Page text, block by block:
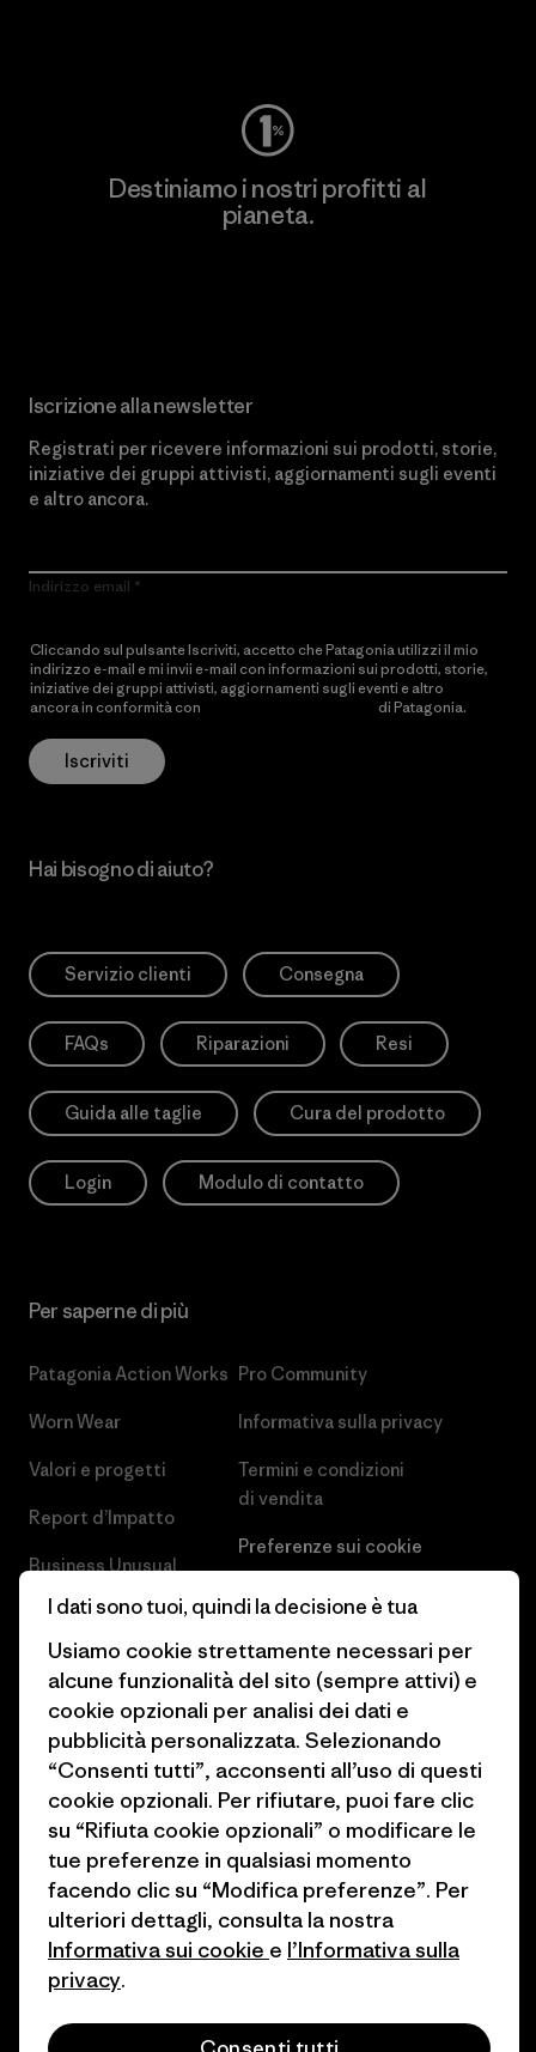
Destiniamo i nostri profitti al
pianeta.
Iscrizione alla newsletter
Registrati per ricevere informazioni sui prodotti, storie,
iniziative dei gruppi attivisti, aggiornamenti sugli eventi
e altro ancora.
Indirizzo email
Cliccando sul pulsante Iscriviti, accetto che Patagonia utilizzi il mio
indirizzo e-mail e mi invii e-mail con informazioni sui prodotti, storie,
iniziative dei gruppi attivisti, aggiornamenti sugli eventi e altro
ancora in conformità con
di Patagonia.
Iscriviti
Hai bisogno di aiuto?
Servizio clienti Consegna
FAQs Riparazioni Resi
Guida alle taglie Cura del prodotto
Login Modulo di contatto
Per saperne di più
Patagonia Action Works
Worn Wear
Valori e progetti
Report d’Impatto
Business Unusual
Obiettivi climatici
1% For The Planet
Come finanziamo
Buoni regalo
Trova un negozio
Pro Community
Informativa sulla privacy
Termini e condizioni
di vendita
Preferenze sui cookie
Lavora con noi
Stampa e media
Industry program
Programma di affiliazione
Patagonia Italia Mappa del sito
© 2026 Patagonia, Inc. All Rights Reserved.
I dati sono tuoi, quindi la decisione è tua
Usiamo cookie strettamente necessari per
alcune funzionalità del sito (sempre attivi) e
cookie opzionali per analisi dei dati e
pubblicità personalizzata. Selezionando
“Consenti tutti”, acconsenti all’uso di questi
cookie opzionali. Per rifiutare, puoi fare clic
su “Rifiuta cookie opzionali” o modificare le
tue preferenze in qualsiasi momento
facendo clic su “Modifica preferenze”. Per
ulteriori dettagli, consulta la nostra
Informativa sui cookie e l’Informativa sulla
privacy.